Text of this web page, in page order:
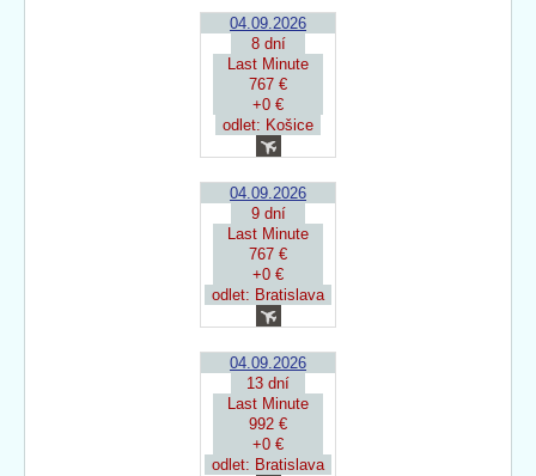
04.09.2026
8 dní
Last Minute
767 €
+0 €
odlet: Košice
04.09.2026
9 dní
Last Minute
767 €
+0 €
odlet: Bratislava
04.09.2026
13 dní
Last Minute
992 €
+0 €
odlet: Bratislava